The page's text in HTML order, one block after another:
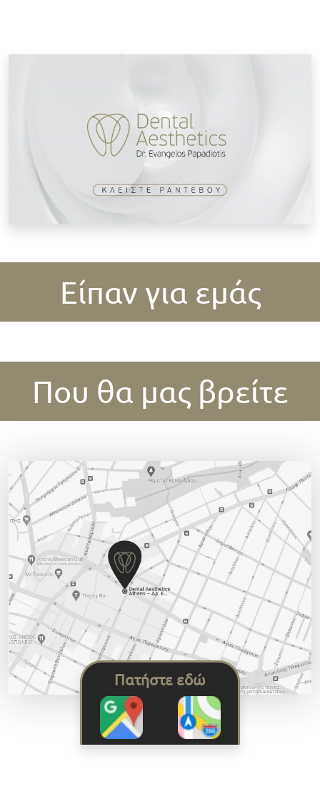
Είπαν για εμάς
Που θα μας βρείτε
Πατήστε εδώ